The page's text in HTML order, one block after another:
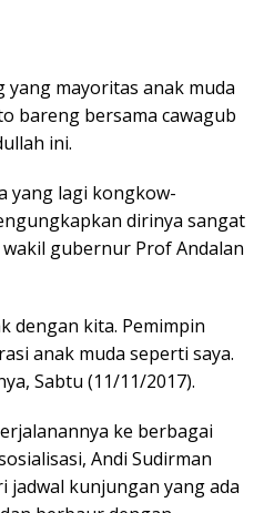
mayoritas anak muda
bareng bersama cawagub
ini.
yang lagi kongkow-
dirinya sangat
gubernur Prof Andalan
dengan kita. Pemimpin
anak muda seperti saya.
Sabtu (11/11/2017).
ke berbagai
Andi Sudirman
jadwal kunjungan yang ada